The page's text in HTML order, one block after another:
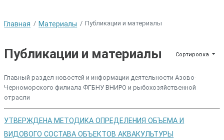
Главная Материалы Публикации и материалы
Публикации и материалы Сортировка
Главный раздел новостей и информации деятельности Азово-
Черноморского филиала ФГБНУ ВНИРО и рыбохозяйственной
отрасли
УТВЕРЖДЕНА МЕТОДИКА ОПРЕДЕЛЕНИЯ ОБЪЕМА И
ВИДОВОГО СОСТАВА ОБЪЕКТОВ АКВАКУЛЬТУРЫ